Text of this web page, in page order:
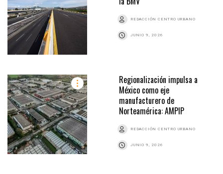
REDACCIÓN CENTRO URBANO
JUNIO 9, 2026
Regionalización impulsa a
México como eje
manufacturero de
Norteamérica: AMPIP
REDACCIÓN CENTRO URBANO
JUNIO 9, 2026